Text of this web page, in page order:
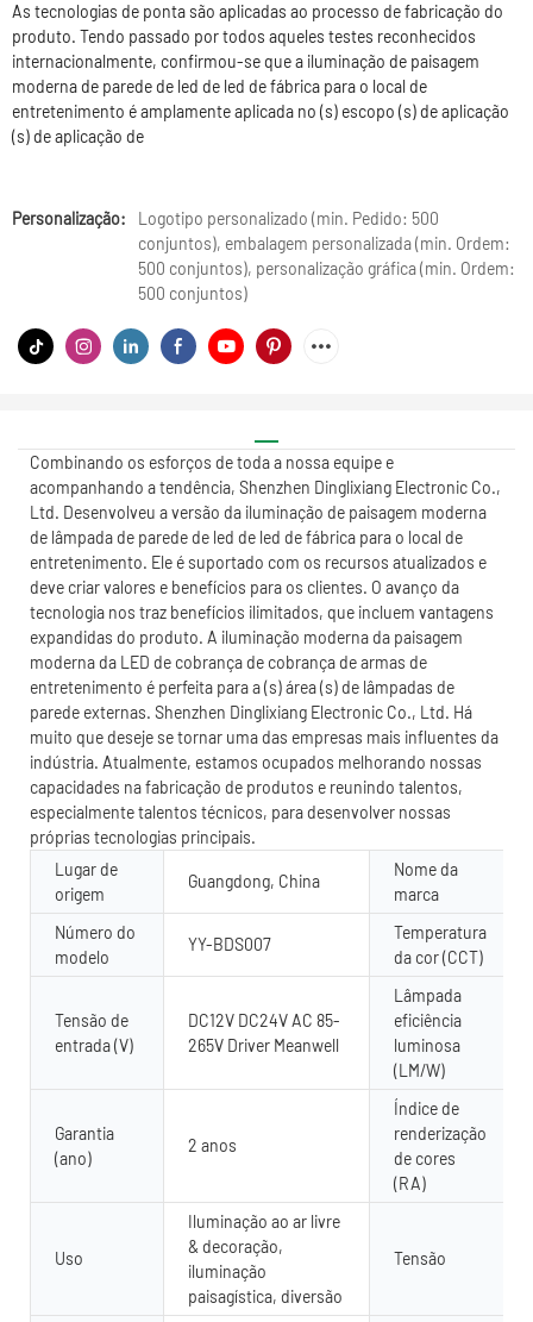
As tecnologias de ponta são aplicadas ao processo de fabricação do
produto. Tendo passado por todos aqueles testes reconhecidos
internacionalmente, confirmou-se que a iluminação de paisagem
moderna de parede de led de led de fábrica para o local de
entretenimento é amplamente aplicada no (s) escopo (s) de aplicação
(s) de aplicação de
Personalização:
Logotipo personalizado (min. Pedido: 500
conjuntos), embalagem personalizada (min. Ordem:
500 conjuntos), personalização gráfica (min. Ordem:
500 conjuntos)
Combinando os esforços de toda a nossa equipe e
acompanhando a tendência, Shenzhen Dinglixiang Electronic Co.,
Ltd. Desenvolveu a versão da iluminação de paisagem moderna
de lâmpada de parede de led de led de fábrica para o local de
entretenimento. Ele é suportado com os recursos atualizados e
deve criar valores e benefícios para os clientes. O avanço da
tecnologia nos traz benefícios ilimitados, que incluem vantagens
expandidas do produto. A iluminação moderna da paisagem
moderna da LED de cobrança de cobrança de armas de
entretenimento é perfeita para a (s) área (s) de lâmpadas de
parede externas. Shenzhen Dinglixiang Electronic Co., Ltd. Há
muito que deseje se tornar uma das empresas mais influentes da
indústria. Atualmente, estamos ocupados melhorando nossas
capacidades na fabricação de produtos e reunindo talentos,
especialmente talentos técnicos, para desenvolver nossas
próprias tecnologias principais.
Lugar de
origem
Guangdong, China
Nome da
marca
Número do
modelo
YY-BDS007
Temperatura
da cor (CCT)
Tensão de
entrada (V)
DC12V DC24V AC 85-
265V Driver Meanwell
Lâmpada
eficiência
luminosa
(LM/W)
Garantia
(ano)
2 anos
Índice de
renderização
de cores
(RA)
Uso
Iluminação ao ar livre
& decoração,
iluminação
paisagística, diversão
Tensão